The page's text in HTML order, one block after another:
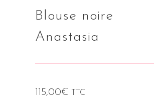
Blouse noire
Anastasia
115,00€ TTC